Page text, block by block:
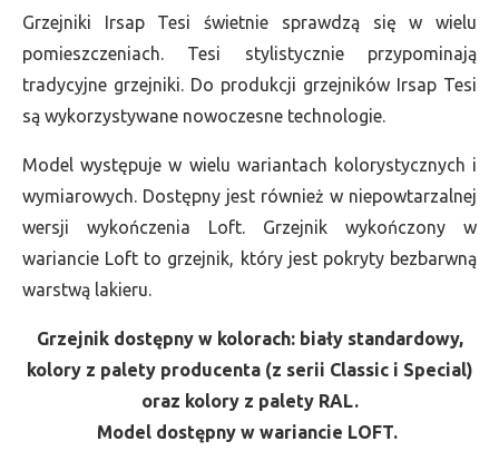
Grzejniki Irsap Tesi świetnie sprawdzą się w wielu
pomieszczeniach. Tesi stylistycznie przypominają
tradycyjne grzejniki. Do produkcji grzejników Irsap Tesi
są wykorzystywane nowoczesne technologie.
Model występuje w wielu wariantach kolorystycznych i
wymiarowych. Dostępny jest również w niepowtarzalnej
wersji wykończenia Loft. Grzejnik wykończony w
wariancie Loft to grzejnik, który jest pokryty bezbarwną
warstwą lakieru.
Grzejnik dostępny w kolorach: biały standardowy,
kolory z palety producenta (z serii Classic i Special)
oraz kolory z palety RAL.
Model dostępny w wariancie LOFT.